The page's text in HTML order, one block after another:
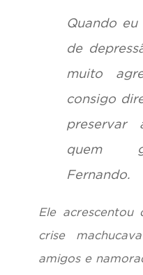
Quando
de
muito
consigo
preservar
quem
Fernando.
Ele acrescentou
crise
amigos e